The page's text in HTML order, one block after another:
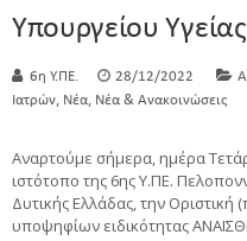
Υπουργείου Υγείας
6η Υ.ΠΕ. 28/12/2022
Ιατρών, Νέα, Νέα & Ανακοινώσεις
Αναρτούμε σήμερα, ημέρα
ιστότοπο της 6ης Υ.ΠΕ.
Δυτικής Ελλάδας, την Οριστική
υποψηφίων ειδικότητας